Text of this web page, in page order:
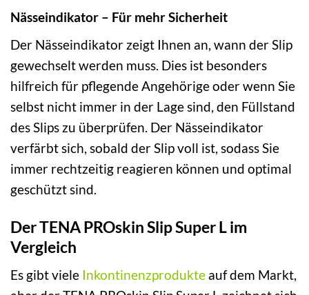
Nässeindikator – Für mehr Sicherheit
Der Nässeindikator zeigt Ihnen an, wann der Slip
gewechselt werden muss. Dies ist besonders
hilfreich für pflegende Angehörige oder wenn Sie
selbst nicht immer in der Lage sind, den Füllstand
des Slips zu überprüfen. Der Nässeindikator
verfärbt sich, sobald der Slip voll ist, sodass Sie
immer rechtzeitig reagieren können und optimal
geschützt sind.
Der TENA PROskin Slip Super L im
Vergleich
Es gibt viele Inkontinenzprodukte auf dem Markt,